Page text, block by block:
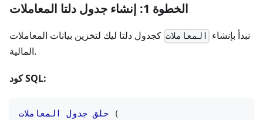
الخطوة 1: إنشاء جدول دلتا المعاملات
نبدأ بإنشاء المعاملات كجدول دلتا ليك لتخزين بيانات المعاملات
المالية.
كود SQL:
خلق جدول المعاملات
(